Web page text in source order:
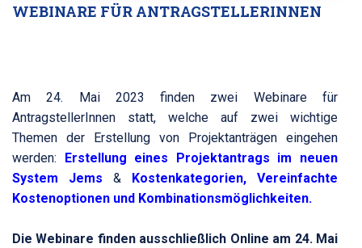
WEBINARE FÜR ANTRAGSTELLERINNEN
Am 24. Mai 2023 finden zwei Webinare für
AntragstellerInnen statt, welche auf zwei wichtige
Themen der Erstellung von Projektanträgen eingehen
werden: Erstellung eines Projektantrags im neuen
System Jems & Kostenkategorien, Vereinfachte
Kostenoptionen und Kombinationsmöglichkeiten.
Die Webinare finden ausschließlich Online am 24. Mai